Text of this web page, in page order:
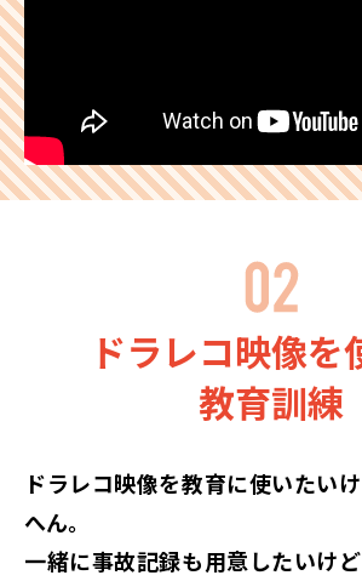
ドラレコ映像を
教育訓練
ドラレコ映像を教育に使いたい
へん。
一緒に事故記録も用意したいけ